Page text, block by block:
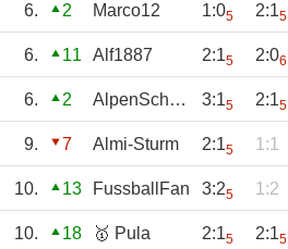
6. 2 Marco12 1:05 2:15
6. 11 Alf1887 2:15 2:06
6. 2 AlpenSchalker 3:15 2:15
9. 7 Almi-Sturm 2:15 1:1
10. 13 FussballFan 3:25 1:2
10. 18 🥇 Pula 2:15 2:15